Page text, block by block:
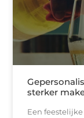
sterker
Een